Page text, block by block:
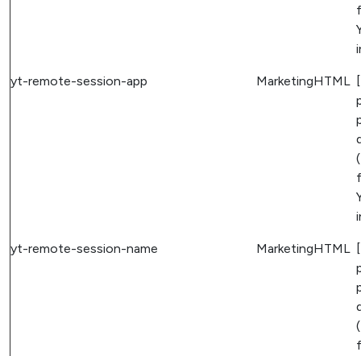
yt-remote-session-app MarketingHTML
(
yt-remote-session-name MarketingHTML
(